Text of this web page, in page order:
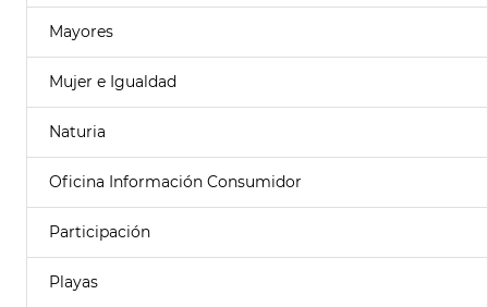
Mayores
Mujer e Igualdad
Naturia
Oficina Información Consumidor
Participación
Playas